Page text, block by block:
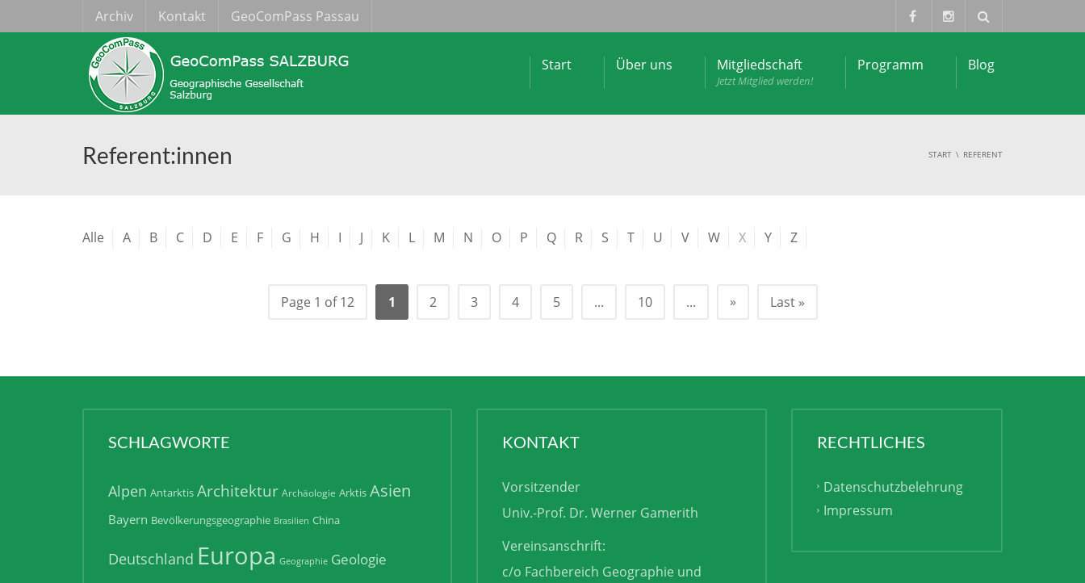
Archiv Kontakt GeoComPass Passau
Start Über uns Mitgliedschaft
Jetzt Mitglied werden!
Programm Blog
Referent:innen START REFERENT
Alle A B C D E F G H I J K L M N O P Q R S T U V W X Y Z
Page 1 of 12 1 2 3 4 5 ... 10 ... » Last »
SCHLAGWORTE
Alpen Antarktis Architektur Archäologie Arktis Asien
Bayern Bevölkerungsgeographie Brasilien China
Deutschland Europa Geographie Geologie
KONTAKT
Vorsitzender
Univ.-Prof. Dr. Werner Gamerith
Vereinsanschrift:
c/o Fachbereich Geographie und
RECHTLICHES
Datenschutzbelehrung
Impressum